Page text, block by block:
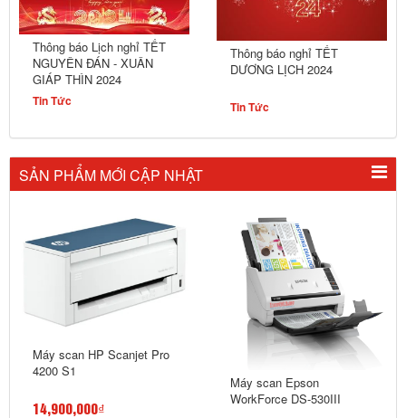
Thông báo Lịch nghỉ TẾT
NGUYÊN ĐÁN - XUÂN
GIÁP THÌN 2024
Tin Tức
Thông báo nghỉ TẾT
DƯƠNG LỊCH 2024
Tin Tức
SẢN PHẨM MỚI CẬP NHẬT
Máy scan HP Scanjet Pro
4200 S1
14,900,000₫
Máy scan Epson
WorkForce DS-530III